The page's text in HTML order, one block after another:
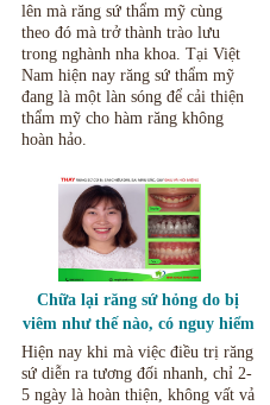
lên mà răng sứ thẩm mỹ cùng
theo đó mà trở thành trào lưu
trong nghành nha khoa. Tại Việt
Nam hiện nay răng sứ thẩm mỹ
đang là một làn sóng để cải thiện
thẩm mỹ cho hàm răng không
hoàn hảo.
Chữa lại răng sứ hỏng do bị
viêm như thế nào, có nguy hiểm
không?
Hiện nay khi mà việc điều trị răng
sứ diễn ra tương đối nhanh, chỉ 2-
5 ngày là hoàn thiện, không vất vả